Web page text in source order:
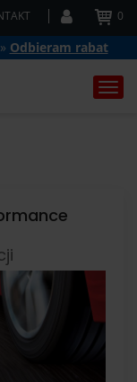
0
Odbieram rabat